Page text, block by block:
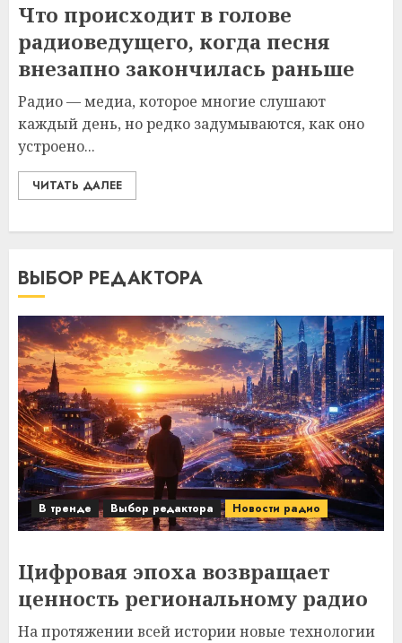
Что происходит в голове
радиоведущего, когда песня
внезапно закончилась раньше
Радио — медиа, которое многие слушают
каждый день, но редко задумываются, как оно
устроено...
ЧИТАТЬ ДАЛЕЕ
ВЫБОР РЕДАКТОРА
В тренде Выбор редактора Новости радио
Цифровая эпоха возвращает
ценность региональному радио
На протяжении всей истории новые технологии